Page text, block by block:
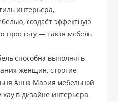
интерьера,
создаёт эффектную
простоту — такая мебель
способна выполнять
женщин, строгие
Анна Мария мебельной
в дизайне интерьера